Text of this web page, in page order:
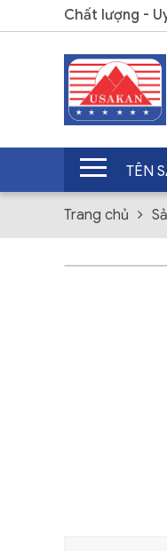
Chất lượng -
TÊN
Trang chủ